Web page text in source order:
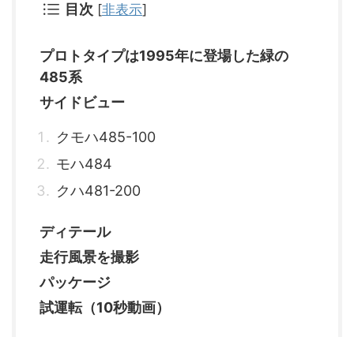
目次 [非表示]
プロトタイプは1995年に登場した緑の
485系
サイドビュー
クモハ485-100
モハ484
クハ481-200
ディテール
走行風景を撮影
パッケージ
試運転（10秒動画）